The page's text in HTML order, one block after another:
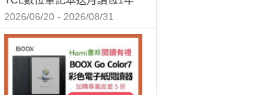
2026/06/20 - 2026/08/31